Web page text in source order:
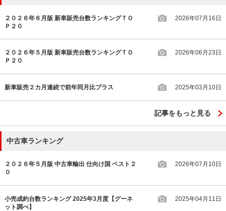
２０２６年６月版 新車販売台数ランキングＴＯ
Ｐ２０
2026年07月16日
２０２６年５月版 新車販売台数ランキングＴＯ
Ｐ２０
2026年06月23日
新車販売２カ月連続で前年同月比プラス 2025年03月10日
記事をもっと見る
中古車ランキング
２０２６年５月版 中古車輸出 仕向け国 ベスト２
０
2026年07月10日
小売成約台数ランキング 2025年3月度【グーネ
ット調べ】
2025年04月11日